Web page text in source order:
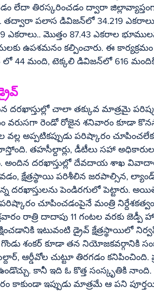
లేదా తిరస్కరించడం ద్వారా
ఉపశమనం కల్పించారు. ఈ కార్యక్రమం
దరఖాస్తుల్లో చాలా తక్కువ మాత్రమై
వరుసగా రెండో రోజైన శనివారం కూడా
వల్ల అప్పటికప్పుడు పరిష్కారం
తహసీల్దార్లు, డీటీలు సహా
అందిన దరఖాస్తుల్లో దేవదాయ శాఖ
పరిశీలిన జరపాల్సిన, ల్యాండ్‌ సీలింగ్‌
చూపించడంపైనే మంత్రి
రాత్రి దాదాపు 11 గంటల వరకు జెడ్పీ హాల్‌లోనే
క్షేత్రస్థాయిలో నిర్వహించడానికి
సంబంధించిన భూముల
కానీ ఇది ఓ కొత్త సంస్కృతికి